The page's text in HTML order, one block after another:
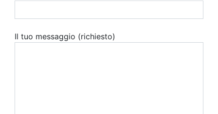
Il tuo messaggio (richiesto)